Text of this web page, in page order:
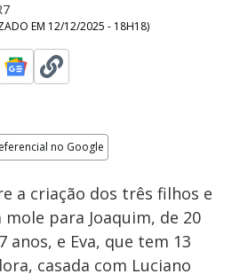
EM 12/12/2025 - 18H18)
no Google
Arlindinho com relato
de violência
doméstica vem à tona
a criação dos três filhos e
para Joaquim, de 20
anos, e Eva, que tem 13
casada com Luciano